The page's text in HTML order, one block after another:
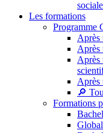
Les formations
Programme
Après
Après
Après
Après
🔎
Formations